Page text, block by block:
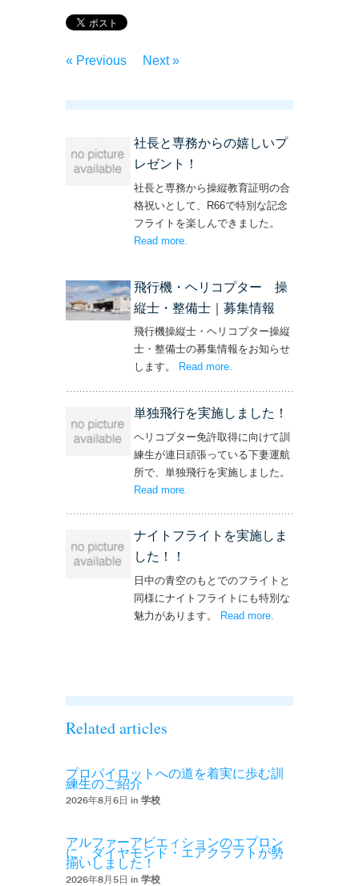
« Previous Next »
社長と専務からの嬉しいプ
レゼント！
社長と専務から操縦教育証明の合
格祝いとして、R66で特別な記念
フライトを楽しんできました。
Read more
飛行機・ヘリコプター 操
縦士・整備士｜募集情報
飛行機操縦士・ヘリコプター操縦
士・整備士の募集情報をお知らせ
します。
Read more– ‘飛行機・ヘリコプター
.
単独飛行を実施しました！
ヘリコプター免許取得に向けて訓
練生が連日頑張っている下妻運航
所で、単独飛行を実施しました。
Read more
ナイトフライトを実施しま
した！！
日中の青空のもとでのフライトと
同様にナイトフライトにも特別な
魅力があります。
Read more– ‘ナイトフライト
.
Related articles
プロパイロットへの道を着実に歩む訓
練生のご紹介
2026年8月6日 in 学校
アルファーアビエィションのエプロン
に、ダイヤモンド・エアクラフトが勢
揃いしました！
2026年8月5日 in 学校